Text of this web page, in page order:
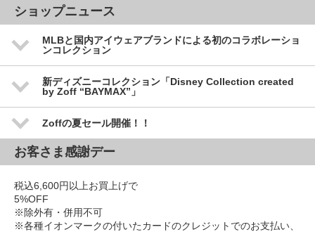
ショップニュース
MLBと国内アイウェアブランドによる初のコラボレーショ
ンコレクション
新ディズニーコレクション「Disney Collection created
by Zoff “BAYMAX”」
Zoffの夏セール開催！！
お客さま感謝デー
税込6,600円以上お買上げで
5%OFF
※除外有・併用不可
※各種イオンマークの付いたカードのクレジットでのお支払い、